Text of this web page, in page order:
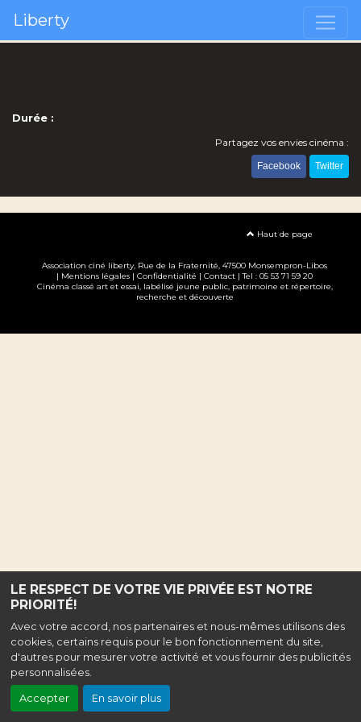
LE RESPECT DE VOTRE VIE PRIVÉE EST NOTRE
PRIORITÉ!
Avec votre accord, nos partenaires et nous-mêmes utilisons des
cookies, certains requis pour le bon fonctionnement du site,
d'autres pour mesurer votre activité et vous fournir des publicités
personnalisées.
Accepter En savoir plus
Liberty
Durée :
Partagez vos envies cinéma :
Facebook Twitter
Haut de page
Association ciné liberty, Rue de la Fraternité, 47500 Monsempron-Libos
| Mentions légales | Confidentialité | Contact | Tel : 05 53 71 59 20
Cinéma classé art et essai, labélisé jeune public, patrimoine et répertoire,
recherche et découverte